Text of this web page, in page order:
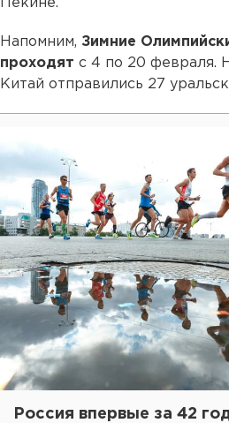
Пекине.
Напомним, Зимние
проходят с 4 по 20 февраля.
Китай отправились 27
Россия впервые за 42